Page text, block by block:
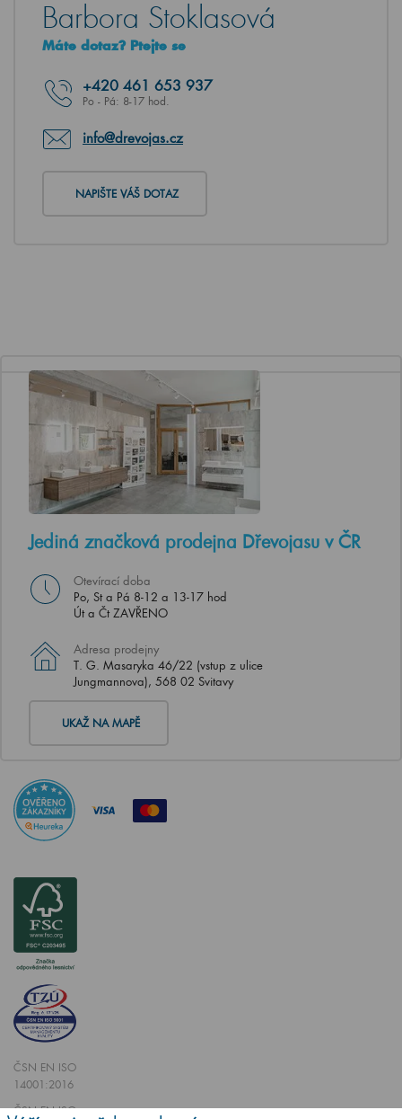
Barbora Stoklasová
Máte dotaz? Ptejte se
+420 461 653 937
Po - Pá: 8-17 hod.
info@drevojas.cz
NAPIŠTE VÁŠ DOTAZ
Jediná značková prodejna Dřevojasu v ČR
Otevírací doba
Po, St a Pá 8-12 a 13-17 hod
Út a Čt ZAVŘENO
Adresa prodejny
T. G. Masaryka 46/22 (vstup z ulice
Jungmannova), 568 02 Svitavy
UKAŽ NA MAPĚ
ČSN EN ISO
14001:2016
ČSN EN ISO